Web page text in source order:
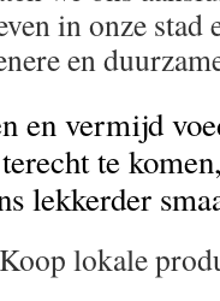
in onze stad
en
en vermijd
te
lekkerder
lokale